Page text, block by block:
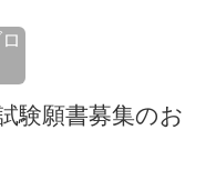
験願書募集のお